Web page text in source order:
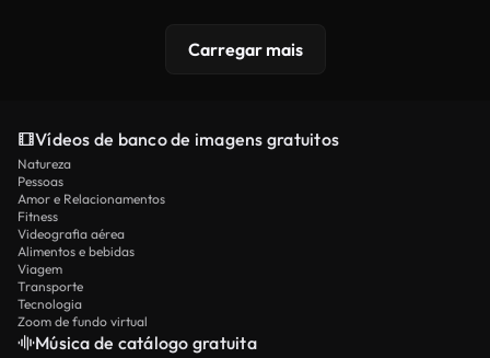
Carregar mais
Vídeos de banco de imagens gratuitos
Natureza
Pessoas
Amor e Relacionamentos
Fitness
Videografia aérea
Alimentos e bebidas
Viagem
Transporte
Tecnologia
Zoom de fundo virtual
Música de catálogo gratuita